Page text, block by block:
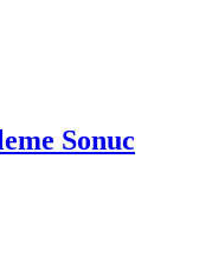
Sonuc